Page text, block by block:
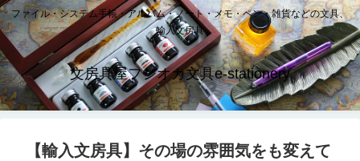
ファイル・システム手帳・アルバム・ノート・メモ・ペン・雑貨などの文具、
輸入文房具
文房具屋フジオカ文具e-stationery
【輸入文房具】その場の雰囲気をも変えて